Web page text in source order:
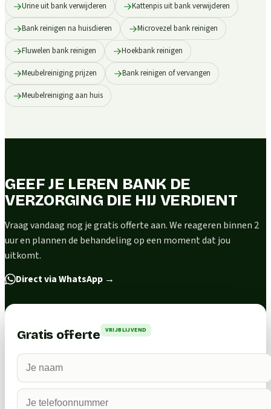
Urine uit bank verwijderen Kattenpis uit bank verwijderen
Bank reinigen na huisdieren Microvezel bank reinigen
Fluwelen bank reinigen Hoekbank reinigen
Meubelreiniging prijzen Bank reinigen of vervangen
Meubelreiniging aan huis
GEEF JE LEREN BANK DE
VERZORGING DIE HIJ VERDIENT
Vraag vandaag nog je gratis offerte aan. We reageren binnen 2
uur en plannen de behandeling op een moment dat jou
uitkomt.
Direct via WhatsApp →
Gratis offerte VRIJBLIJVEND